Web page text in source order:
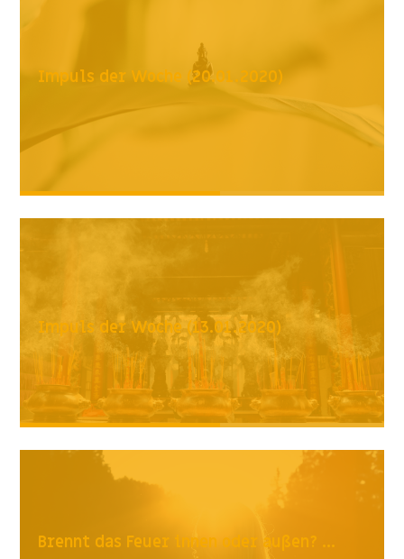
Impuls der Woche (20.01.2020)
Impuls der Woche (13.01.2020)
Brennt das Feuer innen oder außen? ...